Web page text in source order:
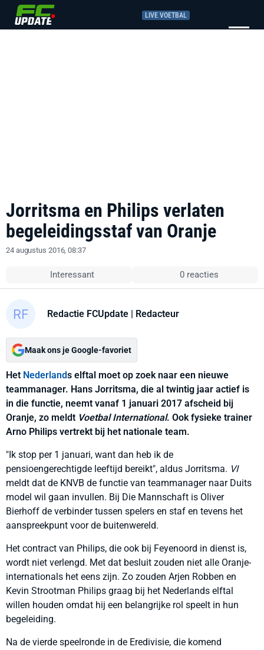
LIVE VOETBAL
Jorritsma en Philips verlaten
begeleidingsstaf van Oranje
24 augustus 2016, 08:37
Interessant 0 reacties
Redactie FCUpdate | Redacteur
Maak ons je Google-favoriet
Het Nederlands elftal moet op zoek naar een nieuwe
teammanager. Hans Jorritsma, die al twintig jaar actief is
in die functie, neemt vanaf 1 januari 2017 afscheid bij
Oranje, zo meldt Voetbal International. Ook fysieke trainer
Arno Philips vertrekt bij het nationale team.
"Ik stop per 1 januari, want dan heb ik de
pensioengerechtigde leeftijd bereikt", aldus Jorritsma. VI
meldt dat de KNVB de functie van teammanager naar Duits
model wil gaan invullen. Bij Die Mannschaft is Oliver
Bierhoff de verbinder tussen spelers en staf en tevens het
aanspreekpunt voor de buitenwereld.
Het contract van Philips, die ook bij Feyenoord in dienst is,
wordt niet verlengd. Met dat besluit zouden niet alle Oranje-
internationals het eens zijn. Zo zouden Arjen Robben en
Kevin Strootman Philips graag bij het Nederlands elftal
willen houden omdat hij een belangrijke rol speelt in hun
begeleiding.
Na de vierde speelronde in de Eredivisie, die komend